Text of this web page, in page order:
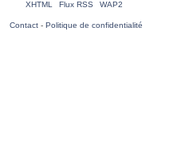
XHTML
Flux RSS WAP2
Contact- Politique de confidentialité